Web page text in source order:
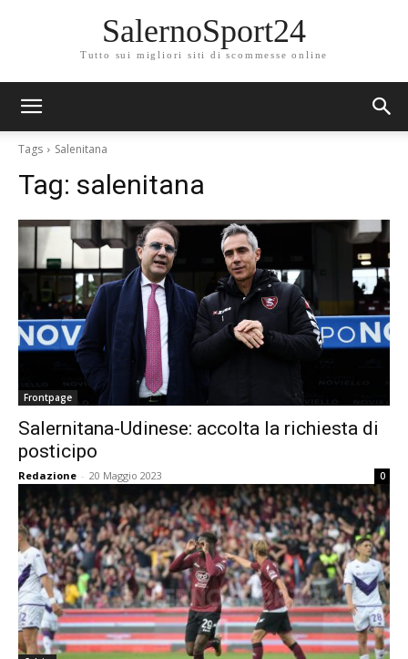
SalernoSport24
Tutto sui migliori siti di scommesse online
Tags Salenitana
Tag: salenitana
Frontpage
Salernitana-Udinese: accolta la richiesta di
posticipo
Redazione - 20 Maggio 2023 0